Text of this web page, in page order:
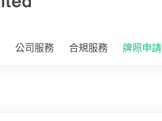
公司服務 合規服務 牌照申請